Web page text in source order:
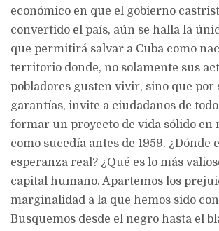
económico en que el gobierno
convertido el país, aún se halla la
que permitirá salvar a Cuba como
territorio donde, no solamente sus
pobladores gusten vivir, sino que por
garantías, invite a ciudadanos de
formar un proyecto de vida sólido en
como sucedía antes de 1959. ¿Dónde
esperanza real? ¿Qué es lo más
capital humano. Apartemos los
marginalidad a la que hemos sido
Busquemos desde el negro hasta el